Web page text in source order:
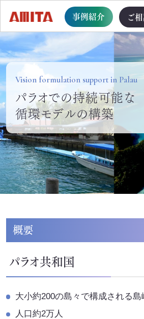
事例紹介 ご
TOP
サービス一覧
サステナブル経営への移行支
TOP
循環型事業創出プログラム
サーキュラーエコノミー
カーボンニュートラル
ネイチャーポジティブ
Vision formulation support in Palau
パラオでの持続可能な
循環モデルの構築
概要
パラオ共和国
大小約200の島々で構成される島
人口約2万人